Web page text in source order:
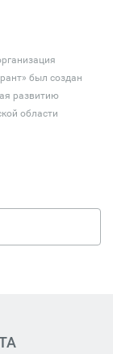
был создан
развитию
области